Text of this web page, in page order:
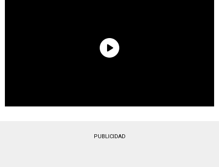
PUBLICIDAD